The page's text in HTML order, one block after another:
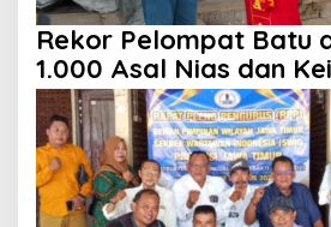
Rekor Pelompat Batu
1.000 Asal Nias dan
HUT ke 81 RI